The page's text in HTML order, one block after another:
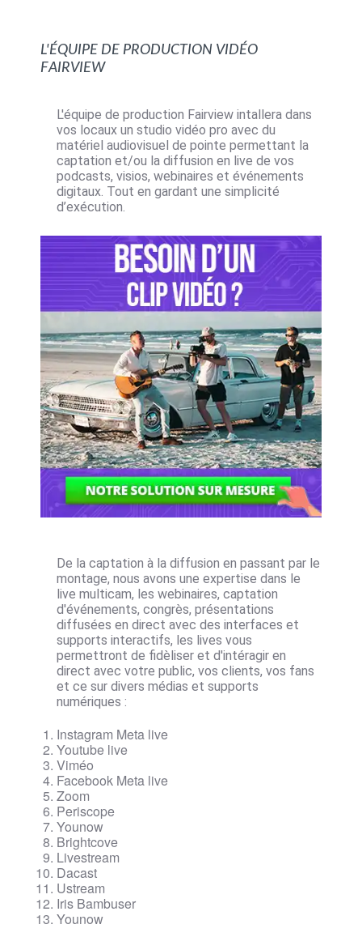
L'équipe de production vidéo
Fairview
L'équipe de production Fairview intallera dans
vos locaux un studio vidéo pro avec du
matériel audiovisuel de pointe permettant la
captation et/ou la diffusion en live de vos
podcasts, visios, webinaires et événements
digitaux. Tout en gardant une simplicité
d’exécution.
De la captation à la diffusion en passant par le
montage, nous avons une expertise dans le
live multicam, les webinaires, captation
d'événements, congrès, présentations
diffusées en direct avec des interfaces et
supports interactifs, les lives vous
permettront de fidèliser et d'intéragir en
direct avec votre public, vos clients, vos fans
et ce sur divers médias et supports
numériques :
Instagram Meta live
Youtube live
Viméo
Facebook Meta live
Zoom
Periscope
Younow
Brightcove
Livestream
Dacast
Ustream
Iris Bambuser
Younow